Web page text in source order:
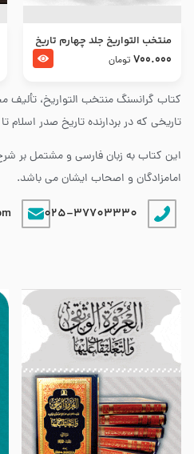
کتاب گرانسنگ منتخب التواريخ، تألیف
تاریخی که در بردارنده تاریخ صدر
این کتاب به زبان فارسی و مشتمل بر
امامزادگان و اصحاب ایشان می باشد.
025-37703330
منتخب التواریخ جلد چهارم تاریخ
امام زین العابدین و امام محمد
700.000 تومان